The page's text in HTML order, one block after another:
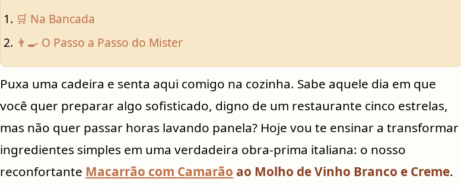
🛒 Na Bancada
👨‍🍳 O Passo a Passo do Mister
Puxa uma cadeira e senta aqui comigo na cozinha. Sabe aquele dia em que
você quer preparar algo sofisticado, digno de um restaurante cinco estrelas,
mas não quer passar horas lavando panela? Hoje vou te ensinar a transformar
ingredientes simples em uma verdadeira obra-prima italiana: o nosso
reconfortante Macarrão com Camarão ao Molho de Vinho Branco e Creme.